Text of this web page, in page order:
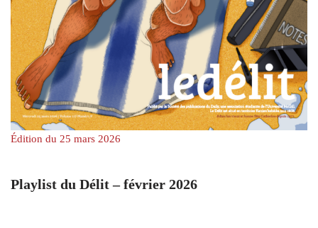
Édition du 25 mars 2026
Playlist du Délit – février 2026